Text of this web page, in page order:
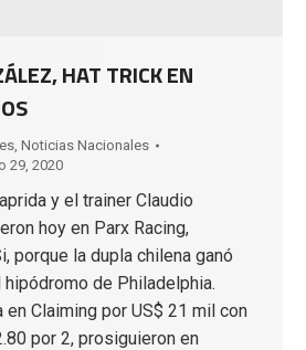
HAT TRICK EN
, Noticias Nacionales
29, 2020
y el trainer Claudio
hoy en Parx Racing,
porque la dupla chilena ganó
de Philadelphia.
en Claiming por US$ 21 mil con
por 2, prosiguieron en